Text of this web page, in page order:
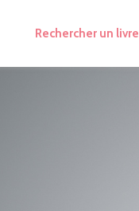
Rechercher un livre